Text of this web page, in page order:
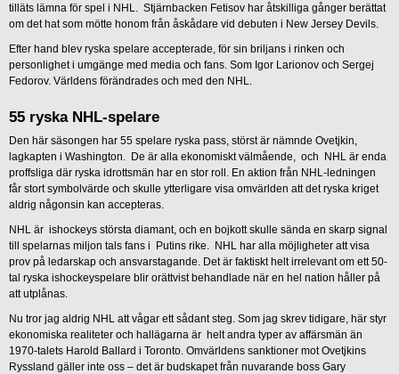
tilläts lämna för spel i NHL. Stjärnbacken Fetisov har åtskilliga gånger berättat
om det hat som mötte honom från åskådare vid debuten i New Jersey Devils.
Efter hand blev ryska spelare accepterade, för sin briljans i rinken och
personlighet i umgänge med media och fans. Som Igor Larionov och Sergej
Fedorov. Världens förändrades och med den NHL.
55 ryska NHL-spelare
Den här säsongen har 55 spelare ryska pass, störst är nämnde Ovetjkin,
lagkapten i Washington. De är alla ekonomiskt välmående, och NHL är enda
proffsliga där ryska idrottsmän har en stor roll. En aktion från NHL-ledningen
får stort symbolvärde och skulle ytterligare visa omvärlden att det ryska kriget
aldrig någonsin kan accepteras.
NHL är ishockeys största diamant, och en bojkott skulle sända en skarp signal
till spelarnas miljon tals fans i Putins rike. NHL har alla möjligheter att visa
prov på ledarskap och ansvarstagande. Det är faktiskt helt irrelevant om ett 50-
tal ryska ishockeyspelare blir orättvist behandlade när en hel nation håller på
att utplånas.
Nu tror jag aldrig NHL att vågar ett sådant steg. Som jag skrev tidigare, här styr
ekonomiska realiteter och hallägarna är helt andra typer av affärsmän än
1970-talets Harold Ballard i Toronto. Omvärldens sanktioner mot Ovetjkins
Ryssland gäller inte oss – det är budskapet från nuvarande boss Gary